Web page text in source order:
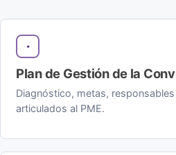
Plan de Gestión de la
Diagnóstico, metas,
articulados al PME.